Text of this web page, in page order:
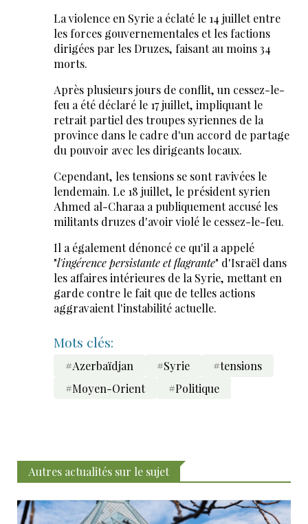
La violence en Syrie a éclaté le 14 juillet entre
les forces gouvernementales et les factions
dirigées par les Druzes, faisant au moins 34
morts.
Après plusieurs jours de conflit, un cessez-le-
feu a été déclaré le 17 juillet, impliquant le
retrait partiel des troupes syriennes de la
province dans le cadre d'un accord de partage
du pouvoir avec les dirigeants locaux.
Cependant, les tensions se sont ravivées le
lendemain. Le 18 juillet, le président syrien
Ahmed al-Charaa a publiquement accusé les
militants druzes d'avoir violé le cessez-le-feu.
Il a également dénoncé ce qu'il a appelé
"l'ingérence persistante et flagrante" d'Israël dans
les affaires intérieures de la Syrie, mettant en
garde contre le fait que de telles actions
aggravaient l'instabilité actuelle.
Mots clés:
#Azerbaïdjan #Syrie
#tensions
#Moyen-Orient
#Politique
Autres actualités sur le sujet